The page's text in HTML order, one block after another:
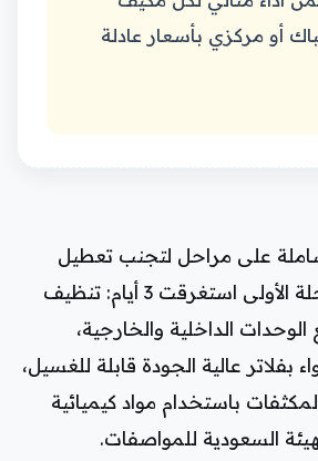
أو مركزي بأسعار عادلة
على مراحل لتجنب تعطيل
عمل المجمع. المرحلة الأولى استغرقت 3 أيام: تنظيف
الداخلية والخارجية،
فلتر هواء بفلاتر عالية الجودة قابلة للغسيل،
باستخدام مواد كيميائية
السعودية للمواصفات.